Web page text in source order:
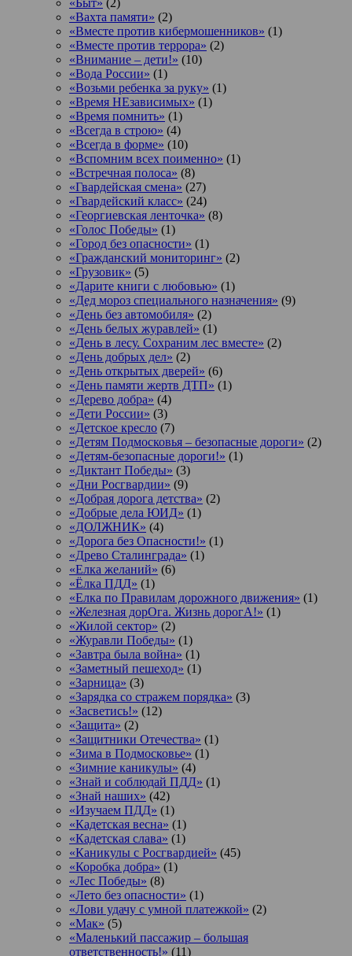
«Быт» (2)
«Вахта памяти» (2)
«Вместе против кибермошенников» (1)
«Вместе против террора» (2)
«Внимание – дети!» (10)
«Вода России» (1)
«Возьми ребенка за руку» (1)
«Время НЕзависимых» (1)
«Время помнить» (1)
«Всегда в строю» (4)
«Всегда в форме» (10)
«Вспомним всех поименно» (1)
«Встречная полоса» (8)
«Гвардейская смена» (27)
«Гвардейский класс» (24)
«Георгиевская ленточка» (8)
«Голос Победы» (1)
«Город без опасности» (1)
«Гражданский мониторинг» (2)
«Грузовик» (5)
«Дарите книги с любовью» (1)
«Дед мороз специального назначения» (9)
«День без автомобиля» (2)
«День белых журавлей» (1)
«День в лесу. Сохраним лес вместе» (2)
«День добрых дел» (2)
«День открытых дверей» (6)
«День памяти жертв ДТП» (1)
«Дерево добра» (4)
«Дети России» (3)
«Детское кресло (7)
«Детям Подмосковья – безопасные дороги» (2)
«Детям-безопасные дороги!» (1)
«Диктант Победы» (3)
«Дни Росгвардии» (9)
«Добрая дорога детства» (2)
«Добрые дела ЮИД» (1)
«ДОЛЖНИК» (4)
«Дорога без Опасности!» (1)
«Древо Сталинграда» (1)
«Елка желаний» (6)
«Ёлка ПДД» (1)
«Елка по Правилам дорожного движения» (1)
«Железная дорОга. Жизнь дорогА!» (1)
«Жилой сектор» (2)
«Журавли Победы» (1)
«Завтра была война» (1)
«Заметный пешеход» (1)
«Зарница» (3)
«Зарядка со стражем порядка» (3)
«Засветись!» (12)
«Защита» (2)
«Защитники Отечества» (1)
«Зима в Подмосковье» (1)
«Зимние каникулы» (4)
«Знай и соблюдай ПДД» (1)
«Знай наших» (42)
«Изучаем ПДД» (1)
«Кадетская весна» (1)
«Кадетская слава» (1)
«Каникулы с Росгвардией» (45)
«Коробка добра» (1)
«Лес Победы» (8)
«Лето без опасности» (1)
«Лови удачу с умной платежкой» (2)
«Мак» (5)
«Маленький пассажир – большая
ответственность!» (11)